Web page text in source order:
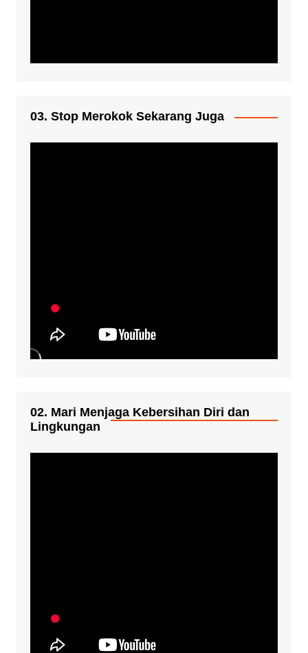
03. Stop Merokok Sekarang Juga
02. Mari Menjaga Kebersihan Diri dan
Lingkungan